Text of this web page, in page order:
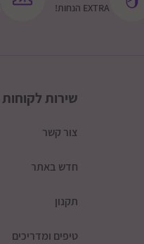
EXTRA הנחות!
שירות לקוחות
צור קשר
חדש באתר
תקנון
טיפים ומדריכים